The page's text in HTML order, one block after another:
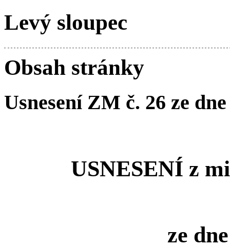
Levý sloupec
Obsah stránky
Usnesení ZM č. 26 ze
USNESENÍ z
ze